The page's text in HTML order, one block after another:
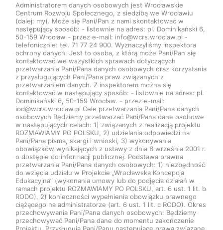
Administratorem danych osobowych jest Wrocławskie
Centrum Rozwoju Społecznego, z siedzibą we Wrocławiu
(dalej: my). Może się Pani/Pan z nami skontaktować w
następujący sposób: - listownie na adres: pl. Dominikański 6,
50-159 Wrocław - przez e-mail: info@wcrs.wroclaw.pl -
telefonicznie: tel. 71 77 24 900. Wyznaczyliśmy inspektora
ochrony danych. Jest to osoba, z którą może Pani/Pan się
kontaktować we wszystkich sprawach dotyczących
przetwarzania Pani/Pana danych osobowych oraz korzystania
z przysługujących Pani/Pana praw związanych z
przetwarzaniem danych. Z inspektorem można się
kontaktować w następujący sposób: - listownie na adres: pl.
Dominikański 6, 50-159 Wrocław. - przez e-mail:
iod@wcrs.wroclaw.pl Cele przetwarzania Pani/Pana danych
osobowych Będziemy przetwarzać Pani/Pana dane osobowe
w następujących celach: 1) związanych z realizacją projektu
ROZMAWIAMY PO POLSKU, 2) udzielania odpowiedzi na
Pani/Pana pisma, skargi i wnioski, 3) wykonywania
obowiązków wynikających z ustawy z dnia 6 września 2001 r.
o dostępie do informacji publicznej. Podstawa prawna
przetwarzania Pani/Pana danych osobowych: 1) niezbędność
do wzięcia udziału w Projekcie „Wrocławska Koncepcja
Edukacyjna” (wykonania umowy lub do podjęcia działań w
ramach projektu ROZMAWIAMY PO POLSKU, art. 6 ust. 1 lit. b
RODO), 2) konieczności wypełnienia obowiązku prawnego
ciążącego na administratorze (art. 6 ust. 1 lit. c RODO). Okres
przechowywania Pani/Pana danych osobowych: Będziemy
przechowywać Pani/Pana dane do momentu zakończenie